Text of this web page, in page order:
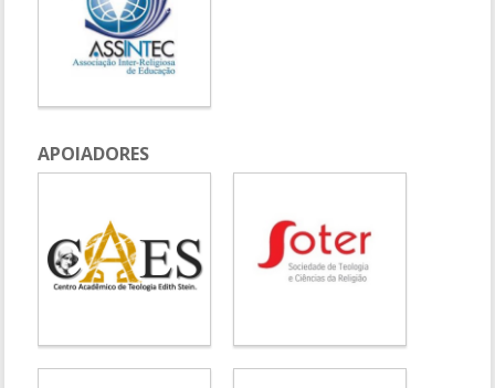
APOIADORES